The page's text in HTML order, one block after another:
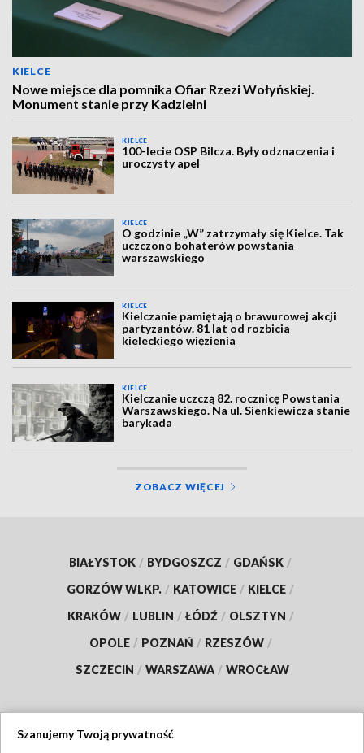
KIELCE
Nowe miejsce dla pomnika Ofiar Rzezi Wołyńskiej.
Monument stanie przy Kadzielni
KIELCE
100-lecie OSP Bilcza. Były odznaczenia i
uroczysty apel
KIELCE
O godzinie „W” zatrzymały się Kielce. Tak
uczczono bohaterów powstania
warszawskiego
KIELCE
Kielczanie pamiętają o brawurowej akcji
partyzantów. 81 lat od rozbicia
kieleckiego więzienia
KIELCE
Kielczanie uczczą 82. rocznicę Powstania
Warszawskiego. Na ul. Sienkiewicza stanie
barykada
ZOBACZ WIĘCEJ
BIAŁYSTOK / BYDGOSZCZ / GDAŃSK /
GORZÓW WLKP. / KATOWICE / KIELCE /
KRAKÓW / LUBLIN / ŁÓDŹ / OLSZTYN /
OPOLE / POZNAŃ / RZESZÓW /
SZCZECIN / WARSZAWA / WROCŁAW
Szanujemy Twoją prywatność